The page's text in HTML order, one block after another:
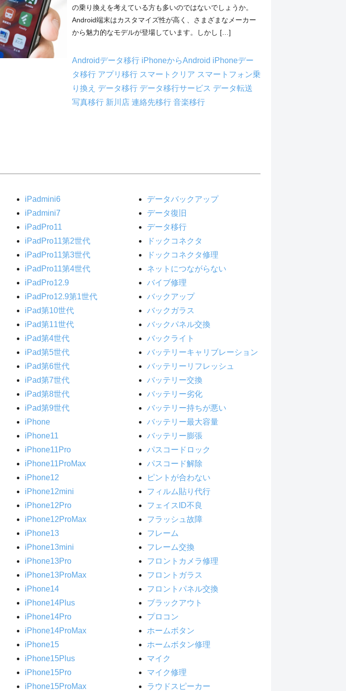
の乗り換えを考えている方も多いのではないでしょうか。
Android端末はカスタマイズ性が高く、さまざまなメーカー
から魅力的なモデルが登場しています。しかし […]
Androidデータ移行 iPhoneからAndroid iPhoneデー
タ移行 アプリ移行 スマートクリア スマートフォン乗
り換え データ移行 データ移行サービス データ転送
写真移行 新川店 連絡先移行 音楽移行
iPadmini6
iPadmini7
iPadPro11
iPadPro11第2世代
iPadPro11第3世代
iPadPro11第4世代
iPadPro12.9
iPadPro12.9第1世代
iPad第10世代
iPad第11世代
iPad第4世代
iPad第5世代
iPad第6世代
iPad第7世代
iPad第8世代
iPad第9世代
iPhone
iPhone11
iPhone11Pro
iPhone11ProMax
iPhone12
iPhone12mini
iPhone12Pro
iPhone12ProMax
iPhone13
iPhone13mini
iPhone13Pro
iPhone13ProMax
iPhone14
iPhone14Plus
iPhone14Pro
iPhone14ProMax
iPhone15
iPhone15Plus
iPhone15Pro
iPhone15ProMax
データバックアップ
データ復旧
データ移行
ドックコネクタ
ドックコネクタ修理
ネットにつながらない
バイブ修理
バックアップ
バックガラス
バックパネル交換
バックライト
バッテリーキャリブレーション
バッテリーリフレッシュ
バッテリー交換
バッテリー劣化
バッテリー持ちが悪い
バッテリー最大容量
バッテリー膨張
パスコードロック
パスコード解除
ピントが合わない
フィルム貼り代行
フェイスID不良
フラッシュ故障
フレーム
フレーム交換
フロントカメラ修理
フロントガラス
フロントパネル交換
ブラックアウト
プロコン
ホームボタン
ホームボタン修理
マイク
マイク修理
ラウドスピーカー